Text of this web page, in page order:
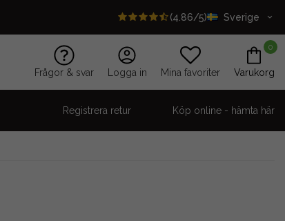
(4.86/5) Sverige
Frågor & svar Logga in Mina favoriter
0
Varukorg
Registrera retur Köp online - hämta här